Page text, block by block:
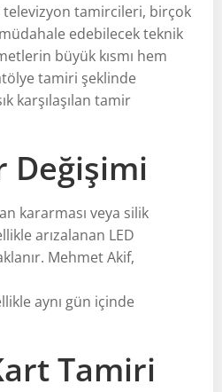
tamircileri, birçok
edebilecek teknik
büyük kısmı hem
tamiri şeklinde
karşılaşılan tamir
Değişimi
kararması veya silik
arızalanan LED
Mehmet Akif,
aynı gün içinde
Tamiri